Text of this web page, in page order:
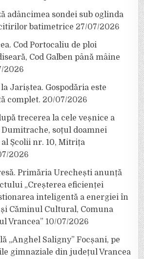
adâncimea sondei sub oglinda
batimetrice 27/07/2026
Cod Portocaliu de ploi
Cod Galben până mâine
2026
Jariștea. Gospodăria este
complet. 20/07/2026
trecerea la cele veșnice a
soțul doamnei
Școlii nr. 10, Mitrița
2026
Primăria Urechești anunță
„Creșterea eficienței
inteligentă a energiei în
Căminul Cultural, Comuna
Vrancea” 10/07/2026
„Anghel Saligny” Focșani, pe
gimnaziale din județul Vrancea